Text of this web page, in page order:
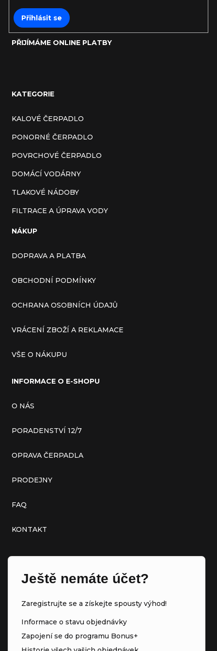
Přihlásit se
PŘIJÍMÁME ONLINE PLATBY
KATEGORIE
KALOVÉ ČERPADLO
PONORNÉ ČERPADLO
POVRCHOVÉ ČERPADLO
DOMÁCÍ VODÁRNY
TLAKOVÉ NÁDOBY
FILTRACE A ÚPRAVA VODY
NÁKUP
DOPRAVA A PLATBA
OBCHODNÍ PODMÍNKY
OCHRANA OSOBNÍCH ÚDAJŮ
VRÁCENÍ ZBOŽÍ A REKLAMACE
VŠE O NÁKUPU
INFORMACE O E-SHOPU
O NÁS
PORADENSTVÍ 12/7
OPRAVA ČERPADLA
PRODEJNY
FAQ
KONTAKT
Ještě nemáte účet?
Zaregistrujte se a získejte spousty výhod!
Informace o stavu objednávky
Zapojení se do programu Bonus+